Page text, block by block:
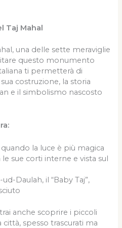
Taj Mahal
una delle sette meraviglie
questo monumento
ti permetterà di
costruzione, la storia
e il simbolismo nascosto
quando la luce è più magica
sue corti interne e vista sul
Daulah, il “Baby Taj”,
anche scoprire i piccoli
spesso trascurati ma